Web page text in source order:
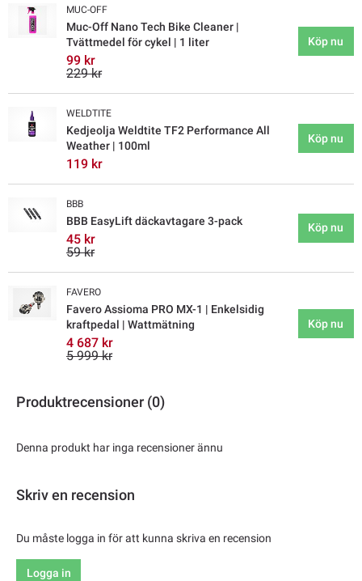
MUC-OFF
Muc-Off Nano Tech Bike Cleaner |
Tvättmedel för cykel | 1 liter
99 kr
229 kr
Köp nu
WELDTITE
Kedjeolja Weldtite TF2 Performance All
Weather | 100ml
119 kr
Köp nu
BBB
BBB EasyLift däckavtagare 3-pack
45 kr
59 kr
Köp nu
FAVERO
Favero Assioma PRO MX-1 | Enkelsidig
kraftpedal | Wattmätning
4 687 kr
5 999 kr
Köp nu
Produktrecensioner (0)
Denna produkt har inga recensioner ännu
Skriv en recension
Du måste logga in för att kunna skriva en recension
Logga in